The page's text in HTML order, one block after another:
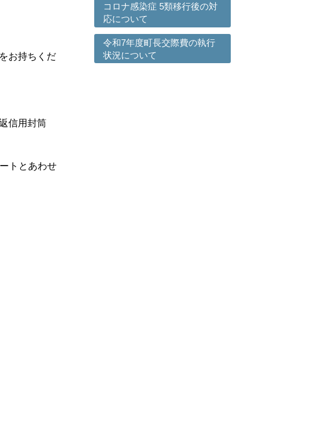
お持ちくだ
信用封筒
トとあわせ
コロナ感染症 5類移行後の対
応について
令和7年度町長交際費の執行
状況について